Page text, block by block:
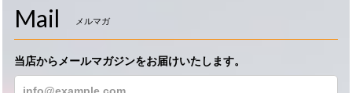
Mail メルマガ
当店からメールマガジンをお届けいたします。